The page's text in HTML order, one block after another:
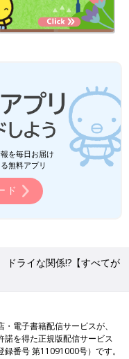
を毎日お届け
無料アプリ
ド
ドライな関係!?【すべてが
電子書籍配信サービスが、
諾を得た正規版配信サービス
番号 第11091000号）です。